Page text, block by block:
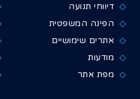
דיווחי תנועה
הפינה המשפטית
אתרים שימושיים
מודעות
מפת אתר